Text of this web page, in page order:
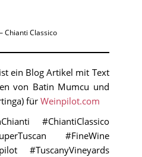
Chianti Classico
ein Blog Artikel mit Text
von Batin Mumcu und
fürWeinpilot.com
#ChiantiClassico
#FineWine
#TuscanyVineyards